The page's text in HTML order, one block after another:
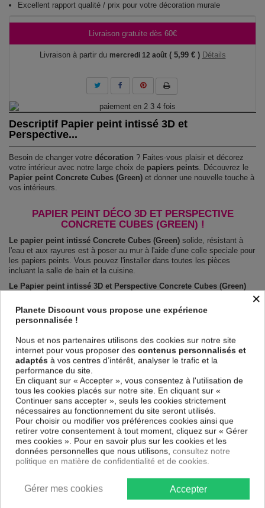
Excellent rapport qualité / prix pour votre décoration murale
Livraison gratuite dès 60€
Livraison à partir du mercredi 12 août ( 5,99 € ) Détails
Descriptif Papier peint intissé 3D et
Perspective...
Besoin de changer votre décoration ? Faites-vous plaisir et décorez
votre intérieur avec notre large choix de papiers peints. Découvrez le
Papier peint Concrete Cubes (Green) et donner une nouvelle touche à
vos intérieurs.
PAPIER PEINT DÉCO 3D ET PERSPECTIVE
CONCRETE CUBES (GREEN) !
Le papier peint intissé Concrete Cubes (Green) solide, résistant à
l'eau et aux rayures est à poser au mur à l'aide d'une colle speciale pour
les papiers peints. Vous pouvez l'installer dans toutes les pièces
incluant la salle de bain et la cuisine.
Le Papier peint intissé 3D et Perspective Concrete Cubes (Green)
des enfants. Impression haute qualité : impression numérique en
résolution de 600dpi. Les couleurs sont vives et l’impression est
résistante à l'eau et très durable.
Le papier peint dispose d'une surface demi terne, il couvre les
imperfections et laisse respirer le mur.
Notre large choix de papiers peints tendances et modernes constituent
un moyen simple et pas cher de donner une nouvelle touche à vos
intérieurs, il y en a pour tous les goût.
Emballage sécurisé pour la livraison
Avant d’être envoyé, le papier peint est enroulé et mis dans un gros
carton.
Montage facile : Chaque papier peint est partagé en lés de 50 cm.
Poids: 120 g/m2
Dimensions des panneaux Concrete Cubes (Green) :
100x70: 50x70 50x70
150x105: 50x105 50x105 50x105
250x175: 50x175 50x175 50x175 50x175 50x175
300x210: 50x210 50x210 50x210 50x210 50x210 50x210
×
Planete Discount vous propose une expérience
personnalisée !
Nous et nos partenaires utilisons des cookies sur notre site
internet pour vous proposer des contenus personnalisés et
adaptés à vos centres d’intérêt, analyser le trafic et la
performance du site.
En cliquant sur « Accepter », vous consentez à l'utilisation de
tous les cookies placés sur notre site. En cliquant sur «
Continuer sans accepter », seuls les cookies strictement
nécessaires au fonctionnement du site seront utilisés.
Pour choisir ou modifier vos préférences cookies ainsi que
retirer votre consentement à tout moment, cliquez sur « Gérer
mes cookies ». Pour en savoir plus sur les cookies et les
données personnelles que nous utilisons, consultez notre
politique en matière de confidentialité et de cookies.
Accepter
Gérer mes cookies